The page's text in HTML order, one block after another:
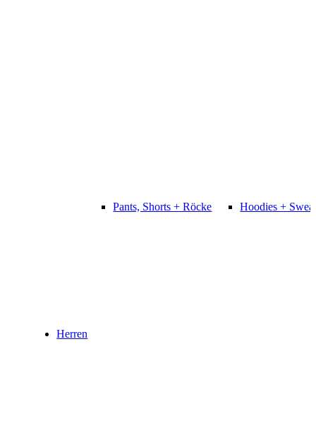
Pants, Shorts + Röcke Hoodies +
Herren